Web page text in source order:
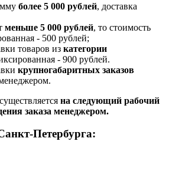
более 5 000 рублей, доставка
меньше 5 000 рублей, то стоимость
- 500 рублей;
товаров из категории
- 900 рублей.
крупногабаритных заказов
на следующий рабочий
заказа менеджером.
Петербурга: